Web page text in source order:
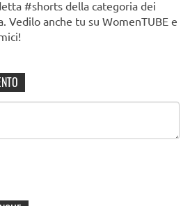
#shorts della categoria dei
Vedilo anche tu su WomenTUBE e